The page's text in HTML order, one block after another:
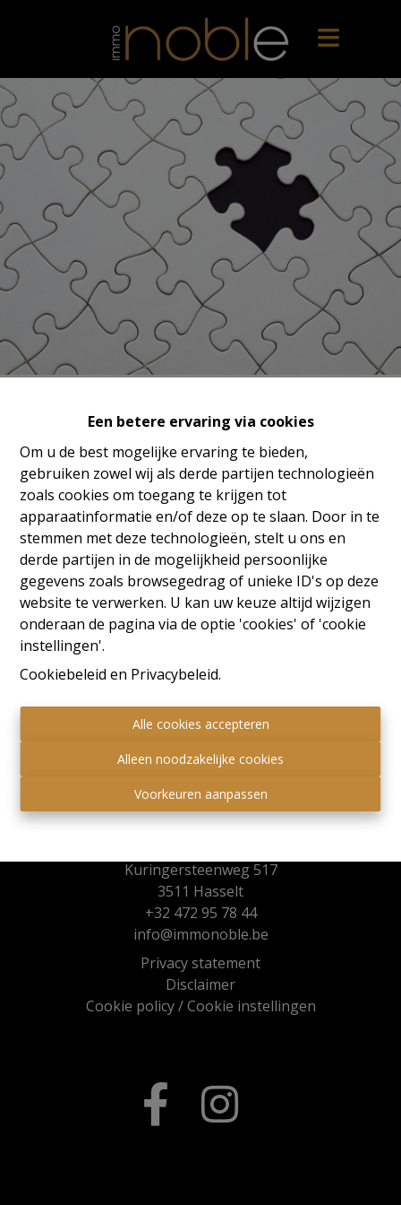
Een betere ervaring via cookies
Om u de best mogelijke ervaring te bieden,
gebruiken zowel wij als derde partijen technologieën
zoals cookies om toegang te krijgen tot
apparaatinformatie en/of deze op te slaan. Door in te
stemmen met deze technologieën, stelt u ons en
derde partijen in de mogelijkheid persoonlijke
gegevens zoals browsegedrag of unieke ID's op deze
website te verwerken. U kan uw keuze altijd wijzigen
onderaan de pagina via de optie 'cookies' of 'cookie
instellingen'.
Cookiebeleid en Privacybeleid.
Alle cookies accepteren
Alleen noodzakelijke cookies
Voorkeuren aanpassen
Oeps, deze pagina bestaat
niet meer
Te koop Te huur
Kuringersteenweg 517
3511 Hasselt
+32 472 95 78 44
info@immonoble.be
Privacy statement
Disclaimer
Cookie policy/Cookie instellingen